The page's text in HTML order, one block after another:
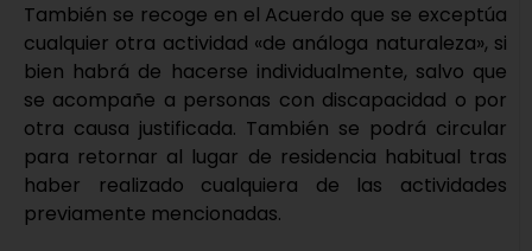
También se recoge en el Acuerdo que se exceptúa
cualquier otra actividad «de análoga naturaleza», si
bien habrá de hacerse individualmente, salvo que
se acompañe a personas con discapacidad o por
otra causa justificada. También se podrá circular
para retornar al lugar de residencia habitual tras
haber realizado cualquiera de las actividades
previamente mencionadas.